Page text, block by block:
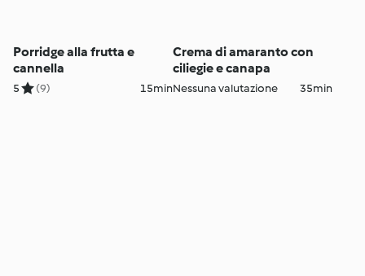
Porridge alla frutta e
cannella
5 (9) 15min
Crema di amaranto con
ciliegie e canapa
Nessuna valutazione 35min